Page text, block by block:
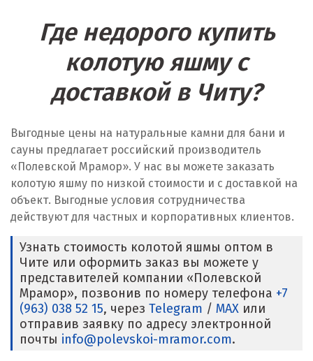
Где недорого купить
колотую яшму с
доставкой в Читу?
Выгодные цены на натуральные камни для бани и
сауны предлагает российский производитель
«Полевской Мрамор». У нас вы можете заказать
колотую яшму по низкой стоимости и с доставкой на
объект. Выгодные условия сотрудничества
действуют для частных и корпоративных клиентов.
Узнать стоимость колотой яшмы оптом в
Чите или оформить заказ вы можете у
представителей компании «Полевской
Мрамор», позвонив по номеру телефона +7
(963) 038 52 15, через Telegram / MAX или
отправив заявку по адресу электронной
почты info@polevskoi-mramor.com.